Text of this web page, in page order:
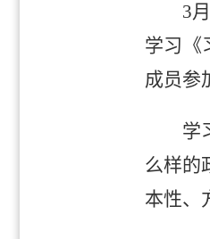
3
学习《
成员参
学
么样的
本性、